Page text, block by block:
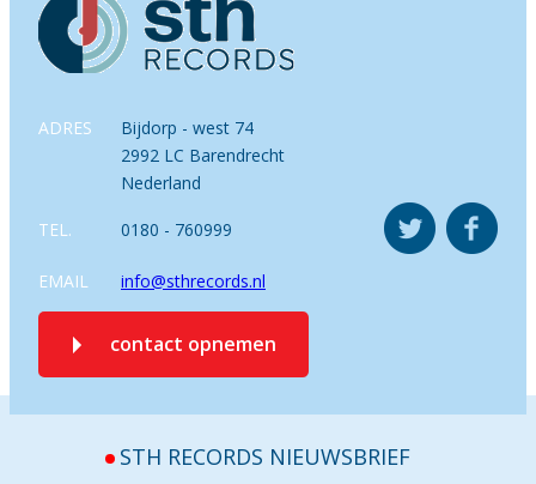
ADRES
Bijdorp - west 74
2992 LC Barendrecht
Nederland
TEL. 0180 - 760999
EMAIL info@sthrecords.nl
contact opnemen
STH RECORDS NIEUWSBRIEF